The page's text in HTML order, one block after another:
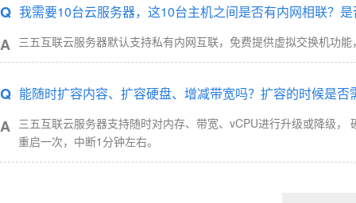
Q 我需要10台云服务器，这10台主机之间是否有内网相联？
A 三五互联云服务器默认支持私有内网互联，免费提供虚拟交换机功
Q 能随时扩容内容、扩容硬盘、增减带宽吗？扩容的时候是
A 三五互联云服务器支持随时对内存、带宽、vCPU进行升级或降级
重启一次，中断1分钟左右。